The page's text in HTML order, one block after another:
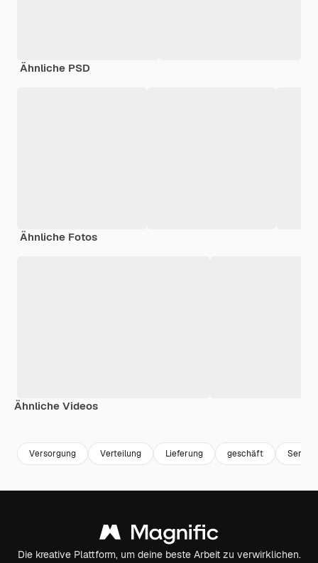
Ähnliche PSD
Ähnliche Fotos
Ähnliche Videos
Versorgung Verteilung Lieferung geschäft Service
Die kreative Plattform, um deine beste Arbeit zu verwirklichen.